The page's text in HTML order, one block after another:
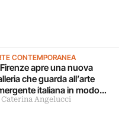
CONTEMPORANEA
apre una nuova
che guarda all’arte
italiana in modo
Angelucci